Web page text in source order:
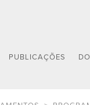
PUBLICAÇÕES